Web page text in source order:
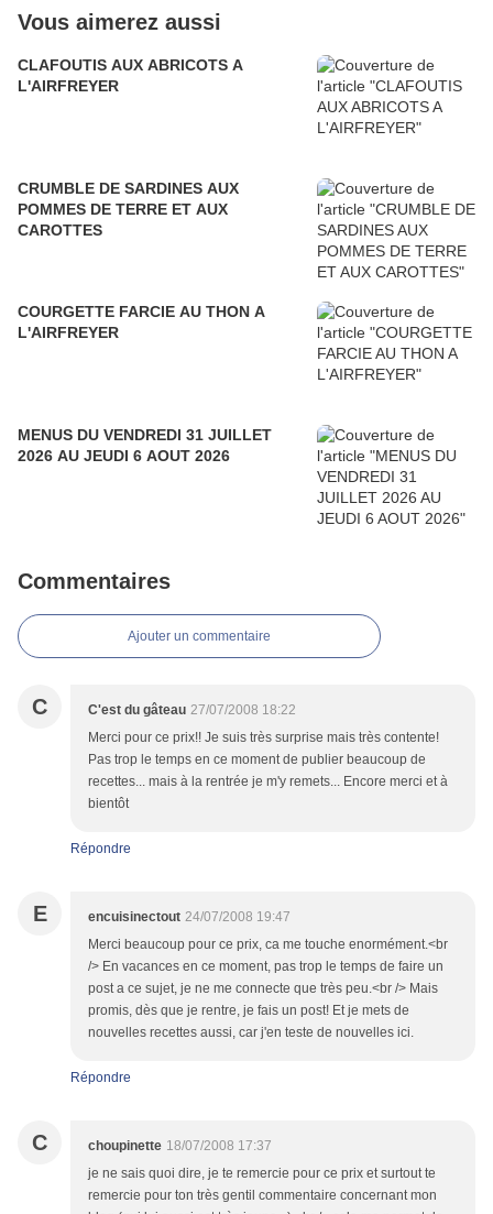
Vous aimerez aussi
CLAFOUTIS AUX ABRICOTS A
L'AIRFREYER
CRUMBLE DE SARDINES AUX
POMMES DE TERRE ET AUX
CAROTTES
COURGETTE FARCIE AU THON A
L'AIRFREYER
MENUS DU VENDREDI 31 JUILLET
2026 AU JEUDI 6 AOUT 2026
Commentaires
Ajouter un commentaire
C C'est du gâteau 27/07/2008 18:22
Merci pour ce prix!! Je suis très surprise mais très contente!
Pas trop le temps en ce moment de publier beaucoup de
recettes... mais à la rentrée je m'y remets... Encore merci et à
bientôt
Répondre
E encuisinectout 24/07/2008 19:47
Merci beaucoup pour ce prix, ca me touche enormément.<br
/> En vacances en ce moment, pas trop le temps de faire un
post a ce sujet, je ne me connecte que très peu.<br /> Mais
promis, dès que je rentre, je fais un post! Et je mets de
nouvelles recettes aussi, car j'en teste de nouvelles ici.
Répondre
C choupinette 18/07/2008 17:37
je ne sais quoi dire, je te remercie pour ce prix et surtout te
remercie pour ton très gentil commentaire concernant mon